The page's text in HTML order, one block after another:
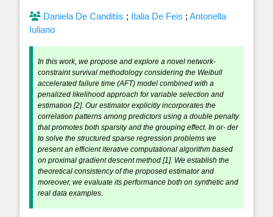
Daniela De Canditiis ; Italia De Feis ; Antonella
Iuliano
In this work, we propose and explore a novel network-
constraint survival methodology considering the Weibull
accelerated failure time (AFT) model combined with a
penalized likelihood approach for variable selection and
estimation [2]. Our estimator explicitly incorporates the
correlation patterns among predictors using a double penalty
that promotes both sparsity and the grouping effect. In or- der
to solve the structured sparse regression problems we
present an efficient iterative computational algorithm based
on proximal gradient descent method [1]. We establish the
theoretical consistency of the proposed estimator and
moreover, we evaluate its performance both on synthetic and
real data examples.